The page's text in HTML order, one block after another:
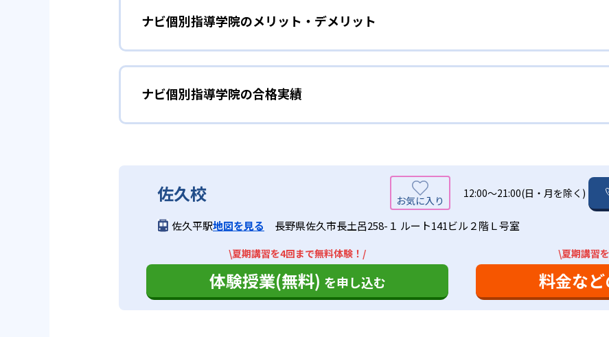
学習計画については、教室長が全ての生徒の担任となり、計画を策定。以下のような授業サイ
個別授業（1vs2で、講師の授業を受ける）
演習（自分で問題を解く）
確認・やり直し（答え合わせをして先生と内容を確認。基本を理解していないと判断し
自習による反復学習（間違えた問題や類題は宿題でとき直し。さらに、覚えた単元は家
学生は2回）は繰り返し解くことで、学力の定着を図る）
02 オリジナルテキストは教科書の出版社別に作成
テキストは生徒に合わせて、オリジナル教材を用意。特に、小学生の算数と中学生6科目につ
ビスタ」を使用している。教科書の出版社別に作っているため、学校の定期テスト対策に向
で用意しており、反復学習に適した仕様となっている。
小学生については、学習習慣を定着させたい、苦手科目をなくしたい、という子どもに向いて
り、やる気を引き出して、勉強に取り組む姿勢づくりを手助けする。開校時間中は自習室を
は集中して勉強できない子どもにとっても便利だ。
中学生 学校の成績を伸ばしたい子ども向け
ナビ個別指導学院で最も強みがあるのが中学生の学校での成績アップだ。「＋20点の成績保
高校生 自分のペースで勉強した生徒向け
子ども一人ひとりに合わせた学習カリキュラム・勉強方法を組み立てることができるので、自
スは、映像・個別授業の両方の授業を用意。
映像授業は、志望校や弱点にあわせてコンテンツを選択し、自分のペースで進めることで、受
の授業の予習・復習、一人では解けない問題などについて質問できるので、自分の弱点を克服
ナビ個別指導学院のメリット・デメリット
どんなメリットがある？
ナビ個別指導学院のメリットは、手頃な授業料で個別指導を受けられること。学校の授業の補
るだろう。
中学生については、地域の中学校の定期テスト対策にきめ細かく対応しており、成績保証制度
ナビ個別指導学院は、小学生コースの場合、基本はオリジナルテキストによる授業が中心とな
のテキストによる授業ができない場合がある。詳細は各教室に問い合わせよう。
ナビ個別指導学院の合格実績
ナビ個別指導学院は、サイトでは合格実績は公開していない。志望校への実績があるかどう
い。
他、多数合格
※2022年3月、当社調べ
佐久校 12:00～21:00(日・月を除く)
佐久平駅地図を見る 長野県佐久市長土呂258-１ ルート141ビル２階Ｌ号室
\夏期講習を4回まで無料体験！/
体験授業(無料) を申し込む
\夏期講習
料金な